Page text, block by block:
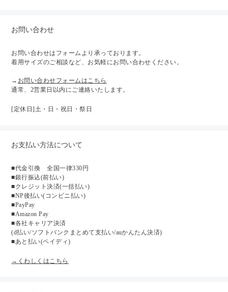
お問い合わせ
お問い合わせはフォームより承っております。
着用サイズのご相談など、お気軽にお問い合わせください。
→ お問い合わせフォームはこちら
通常、2営業日以内にご連絡いたします。
[定休日]土・日・祝日・祭日
お支払い方法について
■代金引換 全国一律330円
■銀行振込(前払い)
■クレジット決済(一括払い)
■NP後払い(コンビニ払い)
■PayPay
■Amazon Pay
■各社キャリア決済
(d払い/ソフトバンクまとめて支払い/auかんたん決済)
■あと払い(ペイディ)
→くわしくはこちら